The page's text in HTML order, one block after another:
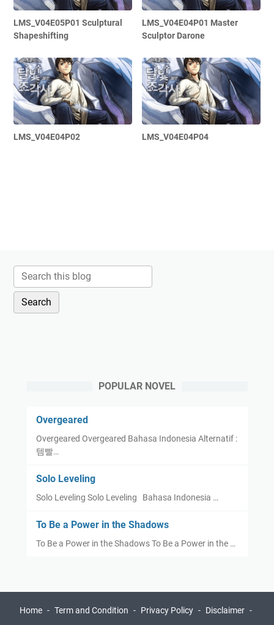
LMS_V04E05P01 Sculptural
Shapeshifting
LMS_V04E04P01 Master
Sculptor Darone
LMS_V04E04P02 LMS_V04E04P04
POPULAR NOVEL
Overgeared
Overgeared Overgeared Bahasa Indonesia Alternatif :
템빨…
Solo Leveling
Solo Leveling Solo Leveling Bahasa Indonesia …
To Be a Power in the Shadows
To Be a Power in the Shadows To Be a Power in the …
Home Term and Condition Privacy Policy
Disclaimer